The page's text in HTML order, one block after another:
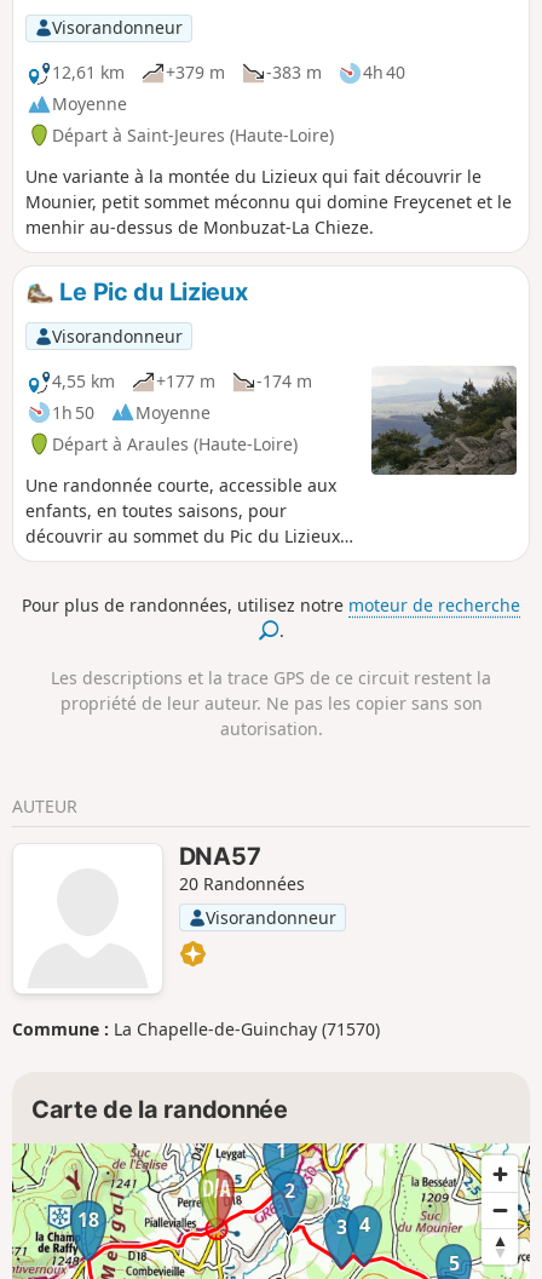
Visorandonneur
12,61 km
+379 m -383 m
4h 40
Moyenne
Départ à Saint-Jeures (Haute-Loire)
Une variante à la montée du Lizieux qui fait découvrir le
Mounier, petit sommet méconnu qui domine Freycenet et le
menhir au-dessus de Monbuzat-La Chieze.
Le Pic du Lizieux
Visorandonneur
4,55 km
+177 m
-174 m
1h 50
Moyenne
Départ à Araules (Haute-Loire)
Une randonnée courte, accessible aux
enfants, en toutes saisons, pour
découvrir au sommet du Pic du Lizieux
(1388m) un panorama à 360°: la vallée
Vivarais, au Sud le Mont Mezenc, à
l'Ouest le Meygal et, au-delà, le Massif
Pour plus de randonnées, utilisez notre moteur de recherche
.
Les descriptions et la trace GPS de ce circuit restent la
propriété de leur auteur. Ne pas les copier sans son
autorisation.
AUTEUR
DNA57
20 Randonnées
Visorandonneur
Commune : La Chapelle-de-Guinchay (71570)
Carte de la randonnée
1
2
3 4
5
18